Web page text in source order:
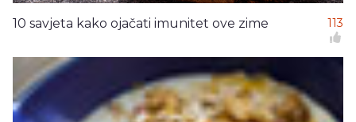
10 savjeta kako ojačati imunitet ove zime 113